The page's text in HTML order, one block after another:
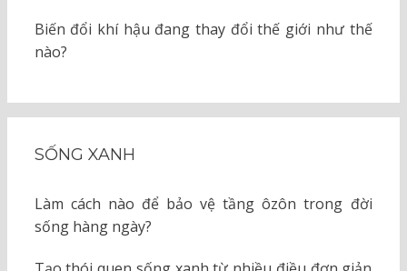
Biến đổi khí hậu đang thay đổi thế giới như thế
nào?
SỐNG XANH
Làm cách nào để bảo vệ tầng ôzôn trong đời
sống hàng ngày?